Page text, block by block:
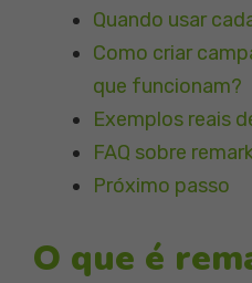
Quando usar
Como criar
que funcionam?
Exemplos reais
FAQ sobre
Próximo passo
O que é